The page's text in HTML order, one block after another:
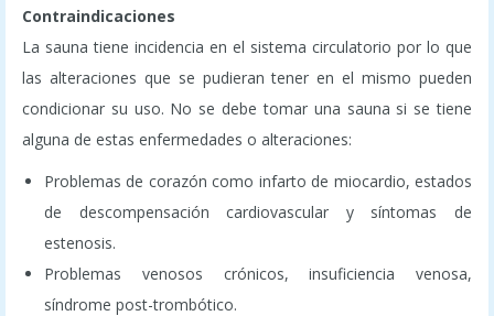
Contraindicaciones
La sauna tiene incidencia en el sistema circulatorio por lo que
las alteraciones que se pudieran tener en el mismo pueden
condicionar su uso. No se debe tomar una sauna si se tiene
alguna de estas enfermedades o alteraciones:
Problemas de corazón como infarto de miocardio, estados
de descompensación cardiovascular y síntomas de
estenosis.
Problemas venosos crónicos, insuficiencia venosa,
síndrome post-trombótico.